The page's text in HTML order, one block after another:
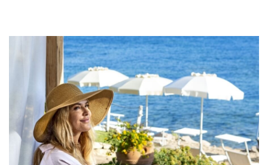
Club Hotel
Grand Relais dei Nuraghi
Residence I Cormorani Alti
BAJA LIVING APARTMENT
TORNA ALLA HOMEPAGE DEL GRUPPO